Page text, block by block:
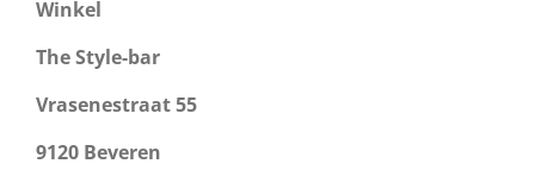
Winkel
The Style-bar
Vrasenestraat 55
9120 Beveren